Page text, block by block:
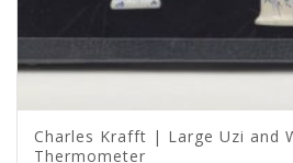
Charles Krafft | Large Uzi and
Thermometer